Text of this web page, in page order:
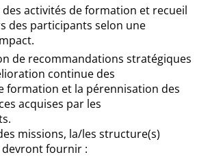
des activités de formation et recueil
des participants selon une
de recommandations stratégiques
continue des
formation et la pérennisation des
acquises par les
missions, la/les structure(s)
devront fournir :